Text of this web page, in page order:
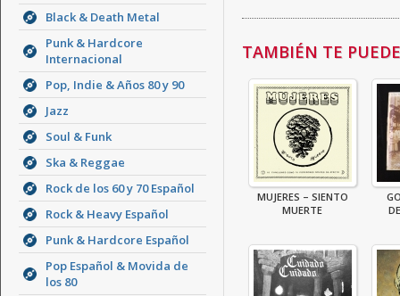
Black & Death Metal
Punk & Hardcore
Internacional
Pop, Indie & Años 80 y 90
Jazz
Soul & Funk
Ska & Reggae
Rock de los 60 y 70 Español
Rock & Heavy Español
Punk & Hardcore Español
Pop Español & Movida de
los 80
TAMBIÉN TE
MUJERES – SIENTO
MUERTE